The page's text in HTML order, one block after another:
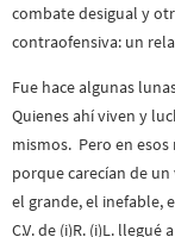
combate desigual y
contraofensiva: un
Fue hace algunas
Quienes ahí viven y
mismos. Pero en
porque carecían de
el grande, el inefable,
C.V. de (i)R. (i)L.